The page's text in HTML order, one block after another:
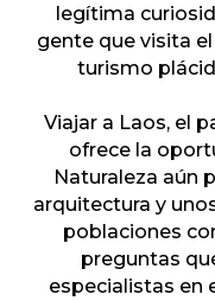
legítima
gente que visita
turismo
Viajar a Laos, el
ofrece la
Naturaleza aún
arquitectura y
poblaciones
preguntas
especialistas en